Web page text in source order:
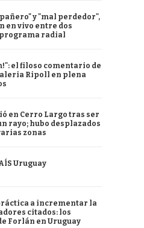
y "mal perdedor",
en vivo entre dos
radial
el filoso comentario de
Ripoll en plena
en Cerro Largo tras ser
rayo; hubo desplazados
zonas
Uruguay
a incrementar la
citados: los
Forlán en Uruguay